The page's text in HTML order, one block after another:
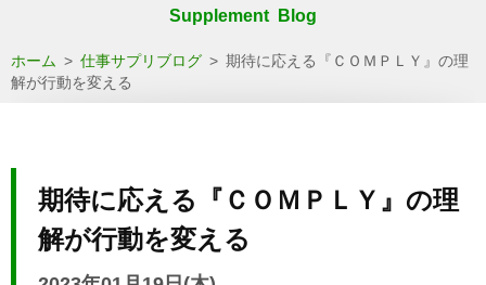
Supplement Blog
ホーム > 仕事サプリブログ > 期待に応える『ＣＯＭＰＬＹ』の理
解が行動を変える
期待に応える『ＣＯＭＰＬＹ』の理
解が行動を変える